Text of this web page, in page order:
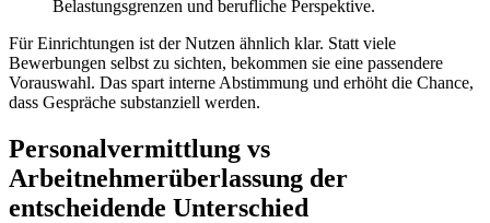
Belastungsgrenzen und berufliche Perspektive.
Für Einrichtungen ist der Nutzen ähnlich klar. Statt viele
Bewerbungen selbst zu sichten, bekommen sie eine passendere
Vorauswahl. Das spart interne Abstimmung und erhöht die Chance,
dass Gespräche substanziell werden.
Personalvermittlung vs
Arbeitnehmerüberlassung der
entscheidende Unterschied